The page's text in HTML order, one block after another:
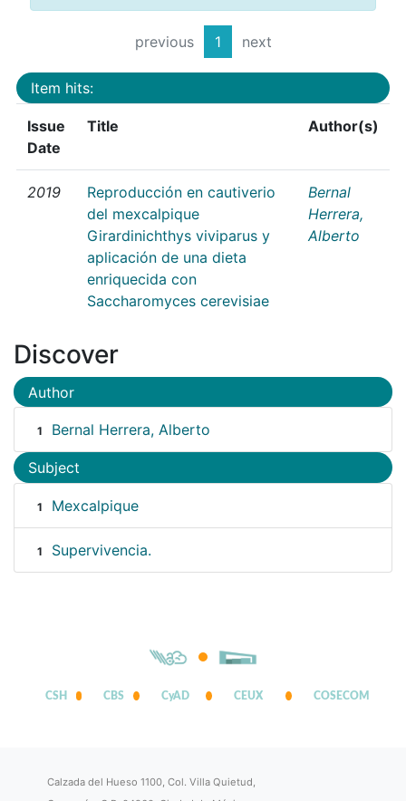
previous 1 next
Item hits:
Issue
Date
Title Author(s)
2019
Reproducción en cautiverio
del mexcalpique
Girardinichthys viviparus y
aplicación de una dieta
enriquecida con
Saccharomyces cerevisiae
Bernal
Herrera,
Alberto
Discover
Author
1 Bernal Herrera, Alberto
Subject
1 Mexcalpique
1 Supervivencia.
CSH CBS CyAD CEUX COSECOM
Calzada del Hueso 1100, Col. Villa Quietud,